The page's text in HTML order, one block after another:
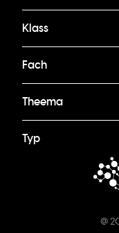
Klass
Fach
Theema
Typ
@